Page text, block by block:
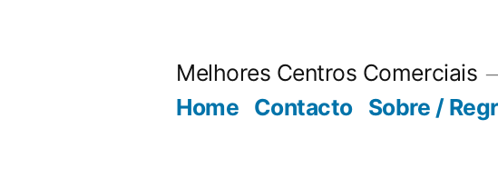
Melhores Centros Comerciais
Home Contacto Sobre /